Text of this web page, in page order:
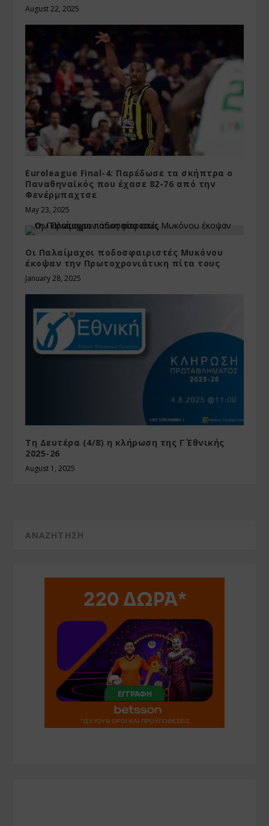
August 22, 2025
Euroleague Final-4: Παρέδωσε τα σκήπτρα ο
Παναθηναϊκός που έχασε 82-76 από την
Φενέρμπαχτσε
May 23, 2025
Οι Παλαίμαχοι ποδοσφαιριστές Μυκόνου
έκοψαν την Πρωτοχρονιάτικη πίτα τους
January 28, 2025
Τη Δευτέρα (4/8) η κλήρωση της Γ΄ Εθνικής
2025-26
August 1, 2025